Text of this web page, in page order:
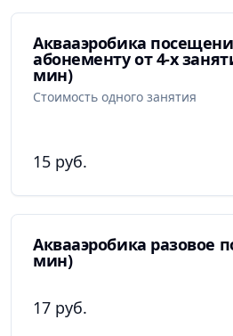
пробных занятий для тех, кто
новый вид активного отдыха.
на территории
большую парковку для
сотрудников. В комплексе
чистоту объектов.
получаете доступ к самым
Аквааэробика
абонементу от 4-х
мин)
Стоимость одного занятия
15 руб.
Аквааэробика разовое
мин)
17 руб.